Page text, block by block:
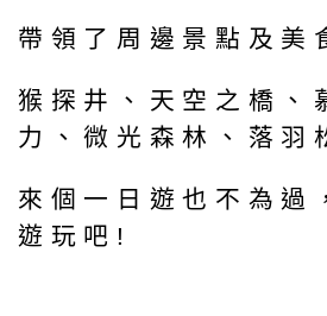
帶領了周邊景點及美
猴探井、天空之橋、
力、微光森林、落羽
來個一日遊也不為過
遊玩吧!